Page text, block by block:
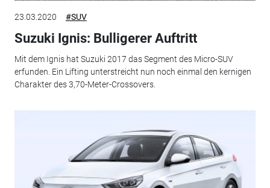
23.03.2020 #SUV
Suzuki Ignis: Bulligerer Auftritt
Mit dem Ignis hat Suzuki 2017 das Segment des Micro-SUV
erfunden. Ein Lifting unterstreicht nun noch einmal den kernigen
Charakter des 3,70-Meter-Crossovers.